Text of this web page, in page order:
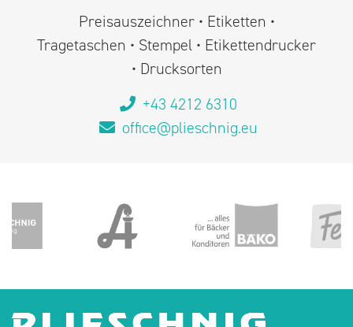
Preisauszeichner • Etiketten •
Tragetaschen • Stempel • Etikettendrucker
• Drucksorten
+43 4212 6310
office@plieschnig.eu